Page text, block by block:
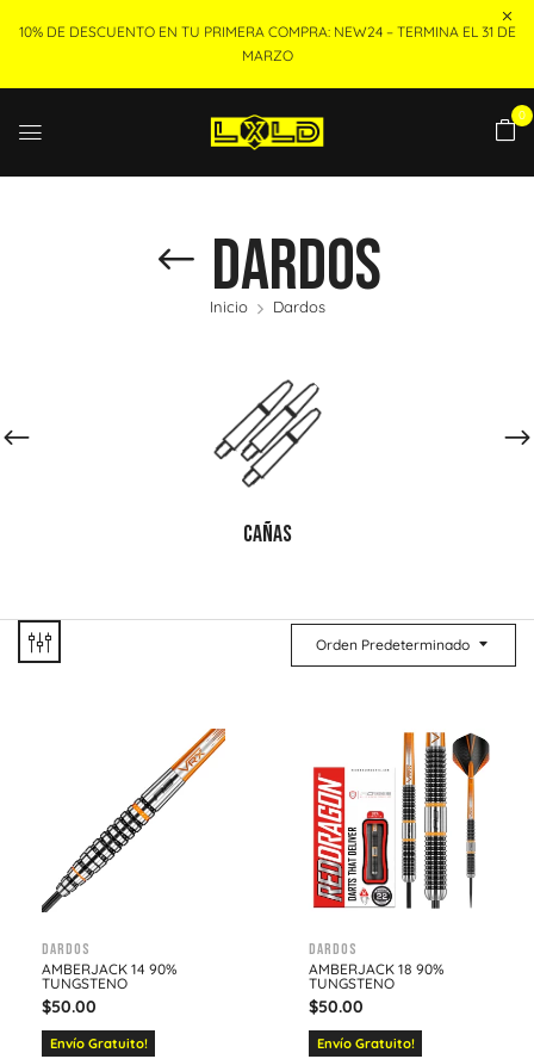
10% DE DESCUENTO EN TU PRIMERA COMPRA: NEW24 – TERMINA EL 31 DE
MARZO
0
Dardos
Inicio Dardos
CAÑAS
Orden Predeterminado
Dardos
AMBERJACK 14 90%
TUNGSTENO
$50.00
Envío Gratuito!
Dardos
AMBERJACK 18 90%
TUNGSTENO
$50.00
Envío Gratuito!